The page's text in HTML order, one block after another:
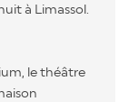
à Limassol.
le théâtre